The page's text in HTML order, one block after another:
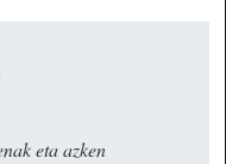
eta azken